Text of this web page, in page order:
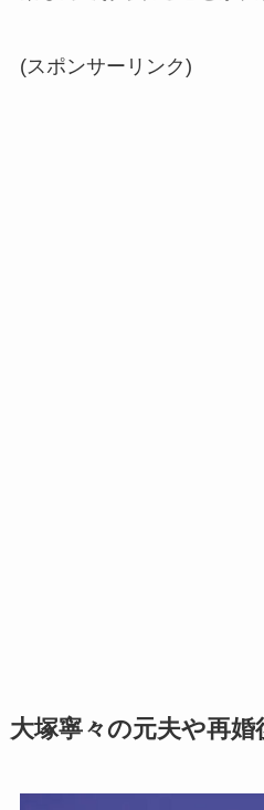
(スポンサーリンク)
大塚寧々の元夫や再婚